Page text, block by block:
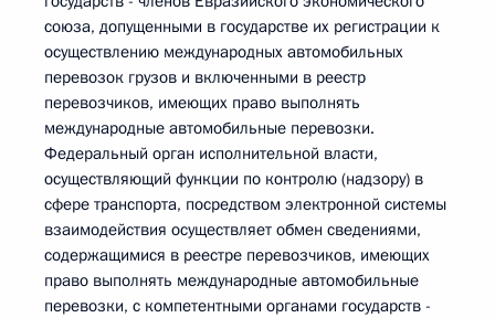
союза, допущенными в государстве их регистрации к
осуществлению международных автомобильных
перевозок грузов и включенными в реестр
перевозчиков, имеющих право выполнять
международные автомобильные перевозки.
Федеральный орган исполнительной власти,
осуществляющий функции по контролю (надзору) в
сфере транспорта, посредством электронной системы
взаимодействия осуществляет обмен сведениями,
содержащимися в реестре перевозчиков, имеющих
право выполнять международные автомобильные
перевозки, с компетентными органами государств -